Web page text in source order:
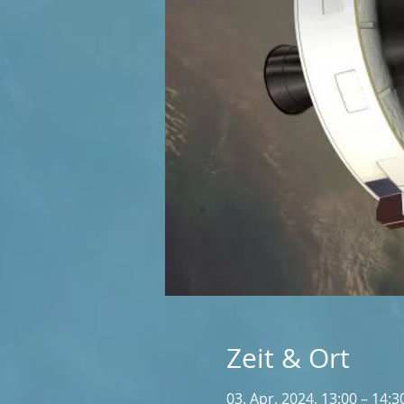
Zeit & Ort
03. Apr. 2024, 13:00 –